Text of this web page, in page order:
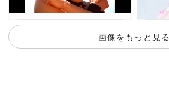
画像をもっと見る